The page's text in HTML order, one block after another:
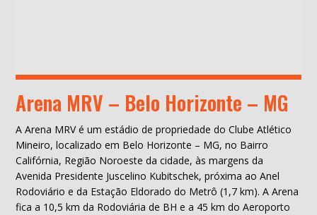
Arena MRV – Belo Horizonte – MG
A Arena MRV é um estádio de propriedade do Clube Atlético
Mineiro, localizado em Belo Horizonte – MG, no Bairro
Califórnia, Região Noroeste da cidade, às margens da
Avenida Presidente Juscelino Kubitschek, próxima ao Anel
Rodoviário e da Estação Eldorado do Metrô (1,7 km). A Arena
fica a 10,5 km da Rodoviária de BH e a 45 km do Aeroporto